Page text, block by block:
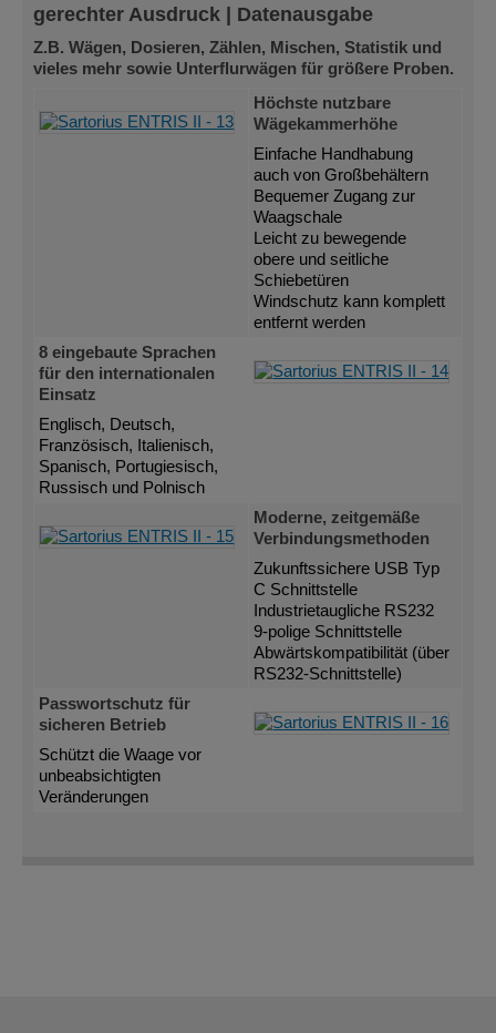
gerechter Ausdruck | Datenausgabe
Z.B. Wägen, Dosieren, Zählen, Mischen, Statistik und
vieles mehr sowie Unterflurwägen für größere Proben.
Höchste nutzbare
Wägekammerhöhe
Einfache Handhabung
auch von Großbehältern
Bequemer Zugang zur
Waagschale
Leicht zu bewegende
obere und seitliche
Schiebetüren
Windschutz kann komplett
entfernt werden
8 eingebaute Sprachen
für den internationalen
Einsatz
Englisch, Deutsch,
Französisch, Italienisch,
Spanisch, Portugiesisch,
Russisch und Polnisch
Moderne, zeitgemäße
Verbindungsmethoden
Zukunftssichere USB Typ
C Schnittstelle
Industrietaugliche RS232
9-polige Schnittstelle
Abwärtskompatibilität (über
RS232-Schnittstelle)
Passwortschutz für
sicheren Betrieb
Schützt die Waage vor
unbeabsichtigten
Veränderungen